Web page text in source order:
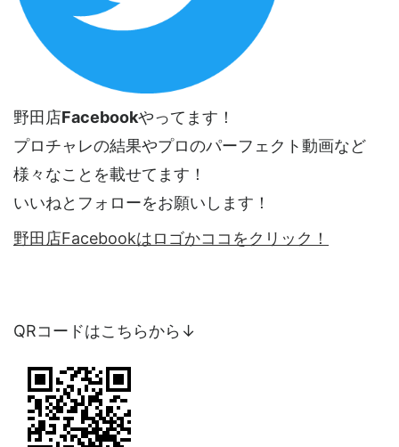
野田店Facebookやってます！
プロチャレの結果やプロのパーフェクト動画など
様々なことを載せてます！
いいねとフォローをお願いします！
野田店Facebookはロゴかココをクリック！
QRコードはこちらから↓